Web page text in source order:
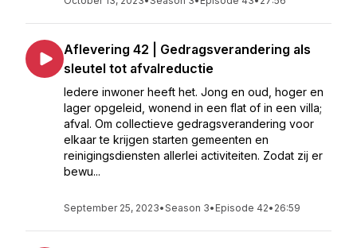
Aflevering 42 | Gedragsverandering als
sleutel tot afvalreductie
Iedere inwoner heeft het. Jong en oud, hoger en
lager opgeleid, wonend in een flat of in een villa;
afval. Om collectieve gedragsverandering voor
elkaar te krijgen starten gemeenten en
reinigingsdiensten allerlei activiteiten. Zodat zij er
bewu...
September 25, 2023•Season 3• Episode 42• 26:59